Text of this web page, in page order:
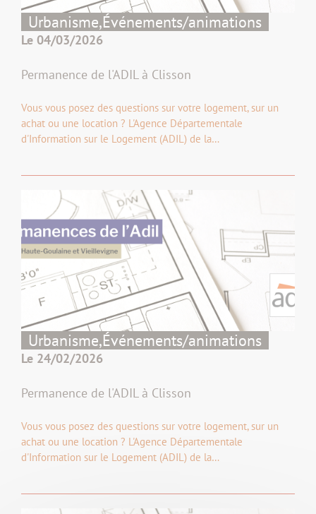
Urbanisme,Événements/animations
Le 04/03/2026
Permanence de l'ADIL à Clisson
Vous vous posez des questions sur votre logement, sur un
achat ou une location ? L'Agence Départementale
d'Information sur le Logement (ADIL) de la…
Urbanisme,Événements/animations
Le 24/02/2026
Permanence de l'ADIL à Clisson
Vous vous posez des questions sur votre logement, sur un
achat ou une location ? L'Agence Départementale
d'Information sur le Logement (ADIL) de la…